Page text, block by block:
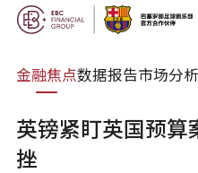
金融焦点数据报告市场分析
英镑紧盯英国预算
挫